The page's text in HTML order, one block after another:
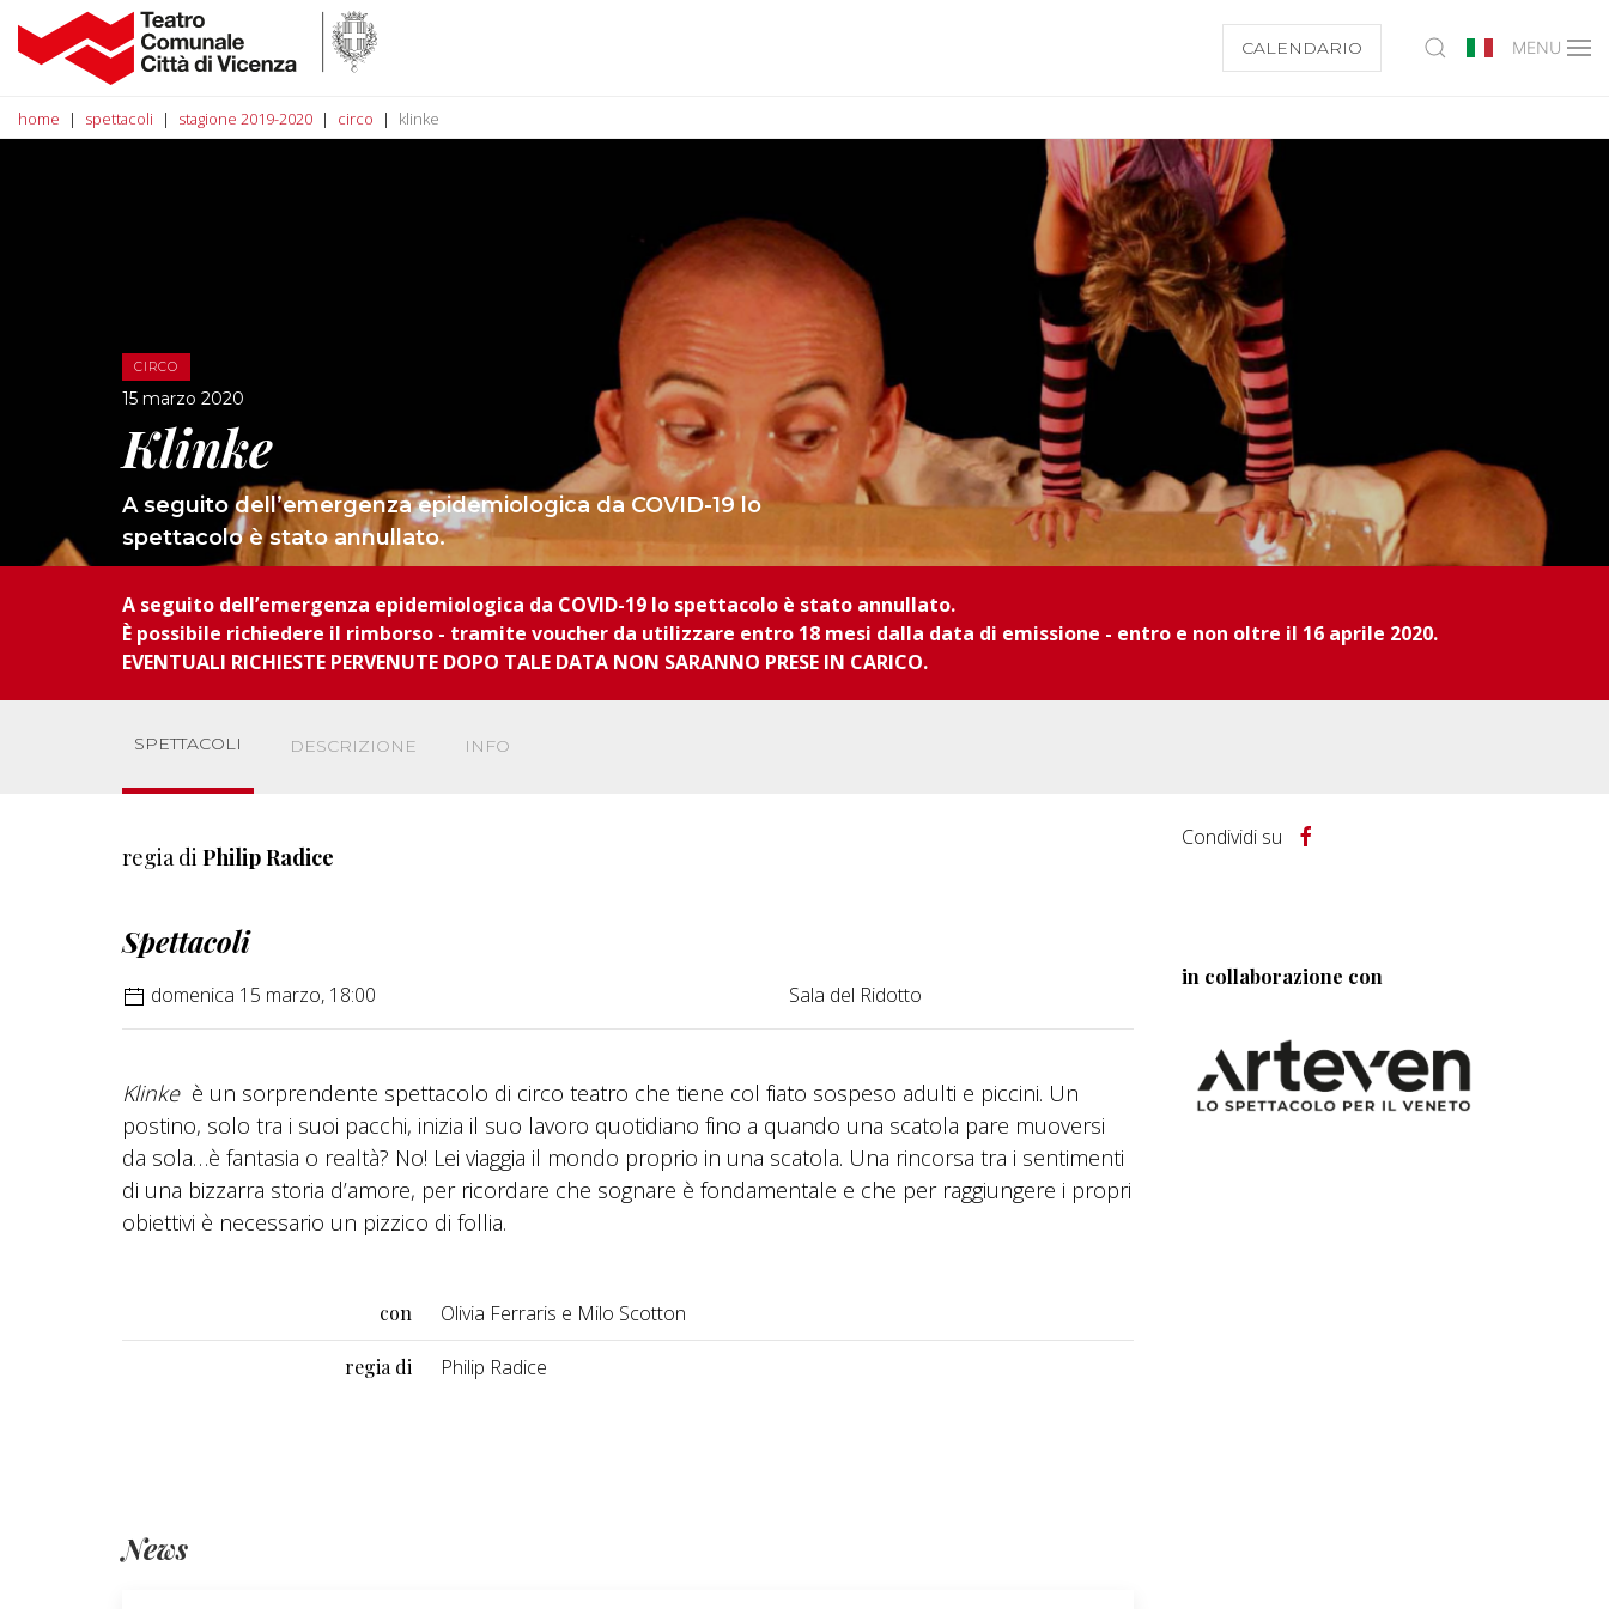
CALENDARIO MENU
home spettacoli stagione 2019-2020 circo klinke
CIRCO
15 marzo 2020
Klinke
A seguito dell’emergenza epidemiologica da COVID-19 lo
spettacolo è stato annullato.
A seguito dell’emergenza epidemiologica da COVID-19 lo spettacolo è stato annullato.
È possibile richiedere il rimborso - tramite voucher da utilizzare entro 18 mesi dalla data di emissione - entro e non oltre il 16 aprile 2020.
EVENTUALI RICHIESTE PERVENUTE DOPO TALE DATA NON SARANNO PRESE IN CARICO.
SPETTACOLI DESCRIZIONE INFO
regia di Philip Radice
Spettacoli
domenica 15 marzo, 18:00 Sala del Ridotto
Klinke è un sorprendente spettacolo di circo teatro che tiene col fiato sospeso adulti e piccini. Un
postino, solo tra i suoi pacchi, inizia il suo lavoro quotidiano fino a quando una scatola pare muoversi
da sola…è fantasia o realtà? No! Lei viaggia il mondo proprio in una scatola. Una rincorsa tra i sentimenti
di una bizzarra storia d’amore, per ricordare che sognare è fondamentale e che per raggiungere i propri
obiettivi è necessario un pizzico di follia.
con Olivia Ferraris e Milo Scotton
regia di Philip Radice
News
Condividi su
in collaborazione con